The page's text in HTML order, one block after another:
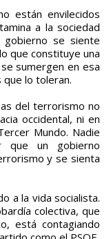
están envilecidos
a la sociedad
gobierno se siente
que constituye una
sumergen en esa
que lo toleran.
del terrorismo no
occidental, ni en
Mundo. Nadie
que un gobierno
y se sienta
a la vida socialista.
colectiva, que
está contagiando